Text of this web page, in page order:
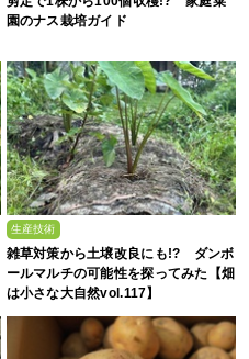
園のナス栽培ガイド
生産技術
雑草対策から土壌改良にも!? ダンボ
ールマルチの可能性を探ってみた【畑
は小さな大自然vol.117】